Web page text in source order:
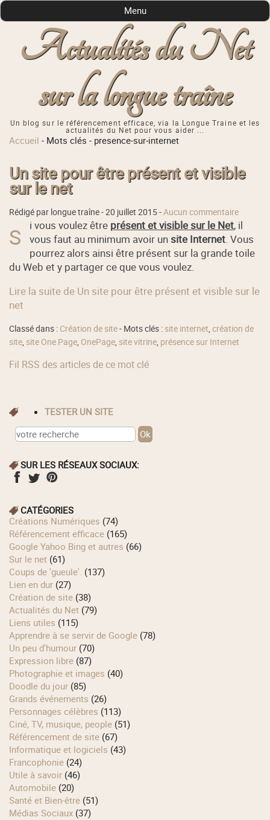
Actualités du Net
sur la longue traîne
Un blog sur le référencement efficace, via la Longue Traine et les
actualités du Net pour vous aider ...
Menu
Accueil - Mots clés - presence-sur-internet
Un site pour être présent et visible
sur le net
Rédigé par longue traîne -20 juillet 2015-Aucun commentaire
S i vous voulez être présent et visible sur le Net, il
vous faut au minimum avoir un site Internet. Vous
pourrez alors ainsi être présent sur la grande toile
du Web et y partager ce que vous voulez.
Lire la suite de Un site pour être présent et visible sur le
net
Classé dans : Création de site- Mots clés : site internet,création de
site, site One Page, OnePage, site vitrine, présence sur Internet
Fil RSS des articles de ce mot clé
TESTER UN SITE
SUR LES RÉSEAUX SOCIAUX:
CATÉGORIES
Créations Numériques (74)
Référencement efficace (165)
Google Yahoo Bing et autres (66)
Sur le net (61)
Coups de 'gueule'. (137)
Lien en dur (27)
Création de site (38)
Actualités du Net (79)
Liens utiles (115)
Apprendre à se servir de Google (78)
Un peu d'humour (70)
Expression libre (87)
Photographie et images (40)
Doodle du jour (85)
Grands événements (26)
Personnages célèbres (113)
Ciné, TV, musique, people (51)
Référencement de site (67)
Informatique et logiciels (43)
Francophonie (24)
Utile à savoir (46)
Automobile (20)
Santé et Bien-être (51)
Médias Sociaux (37)